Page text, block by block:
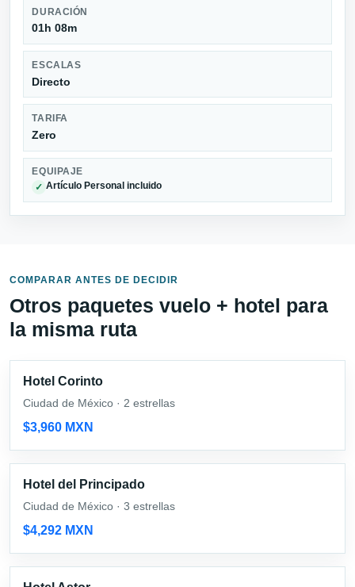
DURACIÓN
01h 08m
ESCALAS
Directo
TARIFA
Zero
EQUIPAJE
✓ Artículo Personal incluido
COMPARAR ANTES DE DECIDIR
Otros paquetes vuelo + hotel para
la misma ruta
Hotel Corinto
Ciudad de México · 2 estrellas
$3,960 MXN
Hotel del Principado
Ciudad de México · 3 estrellas
$4,292 MXN